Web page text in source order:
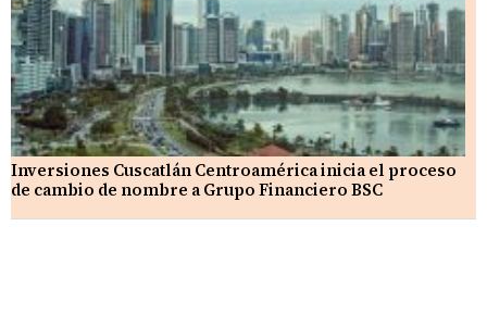
Inversiones Cuscatlán Centroamérica inicia el proceso
de cambio de nombre a Grupo Financiero BSC